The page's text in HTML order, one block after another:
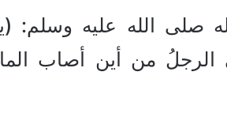
صلى الله عليه وسلم:
الرجلُ من أين أصاب